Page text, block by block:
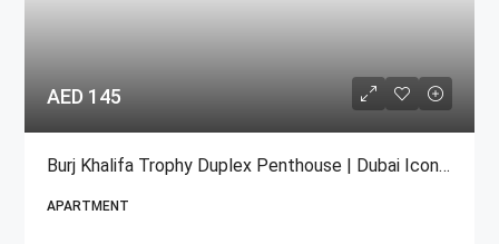
AED 145
Burj Khalifa Trophy Duplex Penthouse | Dubai Iconic For Sale
APARTMENT